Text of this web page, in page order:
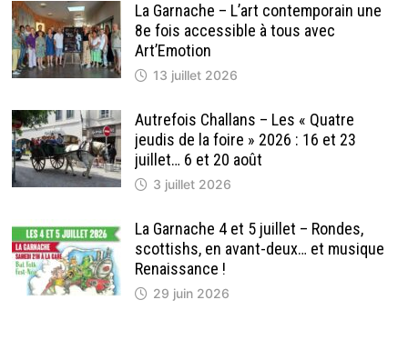
La Garnache – L’art contemporain une
8e fois accessible à tous avec
Art’Emotion
13 juillet 2026
Autrefois Challans – Les « Quatre
jeudis de la foire » 2026 : 16 et 23
juillet… 6 et 20 août
3 juillet 2026
La Garnache 4 et 5 juillet – Rondes,
scottishs, en avant-deux… et musique
Renaissance !
29 juin 2026